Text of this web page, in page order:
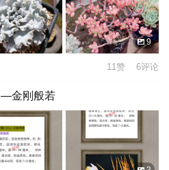
9
11赞 6评论
—金刚般若